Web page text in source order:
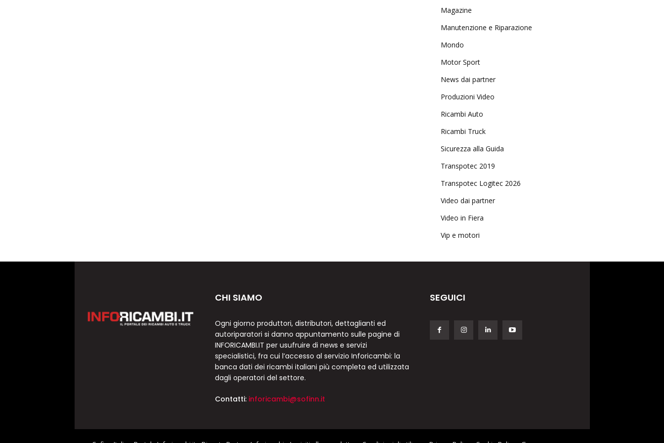
Magazine
Manutenzione e Riparazione
Mondo
Motor Sport
News dai partner
Produzioni Video
Ricambi Auto
Ricambi Truck
Sicurezza alla Guida
Transpotec 2019
Transpotec Logitec 2026
Video dai partner
Video in Fiera
Vip e motori
CHI SIAMO
Ogni giorno produttori, distributori, dettaglianti ed
autoriparatori si danno appuntamento sulle pagine di
INFORICAMBI.IT per usufruire di news e servizi
specialistici, fra cui l’accesso al servizio Inforicambi: la
banca dati dei ricambi italiani più completa ed utilizzata
dagli operatori del settore.
Contatti: inforicambi@sofinn.it
SEGUICI